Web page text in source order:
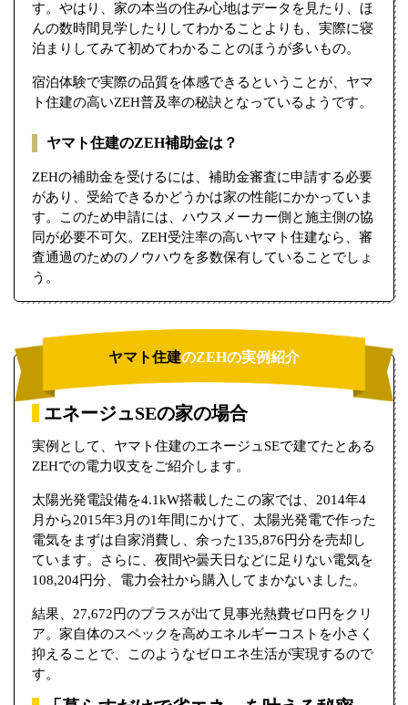
す。やはり、家の本当の住み心地はデータを見たり、ほ
んの数時間見学したりしてわかることよりも、実際に寝
泊まりしてみて初めてわかることのほうが多いもの。
宿泊体験で実際の品質を体感できるということが、ヤマ
ト住建の高いZEH普及率の秘訣となっているようです。
ヤマト住建のZEH補助金は？
ZEHの補助金を受けるには、補助金審査に申請する必要
があり、受給できるかどうかは家の性能にかかっていま
す。このため申請には、ハウスメーカー側と施主側の協
同が必要不可欠。ZEH受注率の高いヤマト住建なら、審
査通過のためのノウハウを多数保有していることでしょ
う。
ヤマト住建のZEHの実例紹介
エネージュSEの家の場合
実例として、ヤマト住建のエネージュSEで建てたとある
ZEHでの電力収支をご紹介します。
太陽光発電設備を4.1kW搭載したこの家では、2014年4
月から2015年3月の1年間にかけて、太陽光発電で作った
電気をまずは自家消費し、余った135,876円分を売却し
ています。さらに、夜間や曇天日などに足りない電気を
108,204円分、電力会社から購入してまかないました。
結果、27,672円のプラスが出て見事光熱費ゼロ円をクリ
ア。家自体のスペックを高めエネルギーコストを小さく
抑えることで、このようなゼロエネ生活が実現するので
す。